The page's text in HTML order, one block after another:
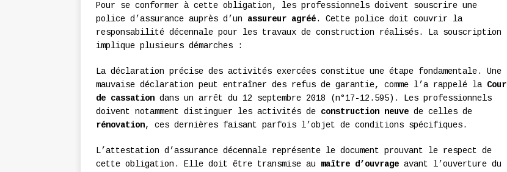
Pour se conformer à cette obligation, les professionnels doivent souscrire une
police d’assurance auprès d’un assureur agréé. Cette police doit couvrir la
responsabilité décennale pour les travaux de construction réalisés. La souscription
implique plusieurs démarches :
La déclaration précise des activités exercées constitue une étape fondamentale. Une
mauvaise déclaration peut entraîner des refus de garantie, comme l’a rappelé la Cour
de cassation dans un arrêt du 12 septembre 2018 (n°17-12.595). Les professionnels
doivent notamment distinguer les activités de construction neuve de celles de
rénovation, ces dernières faisant parfois l’objet de conditions spécifiques.
L’attestation d’assurance décennale représente le document prouvant le respect de
cette obligation. Elle doit être transmise au maître d’ouvrage avant l’ouverture du